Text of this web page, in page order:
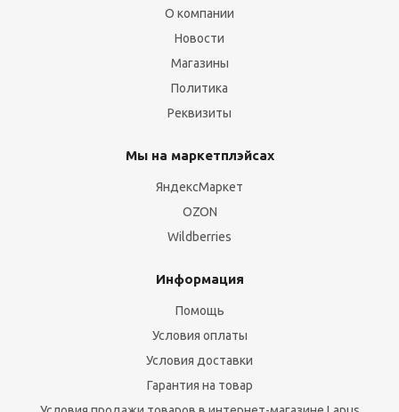
О компании
Новости
Магазины
Политика
Реквизиты
Мы на маркетплэйсах
ЯндексМаркет
OZON
Wildberries
Информация
Помощь
Условия оплаты
Условия доставки
Гарантия на товар